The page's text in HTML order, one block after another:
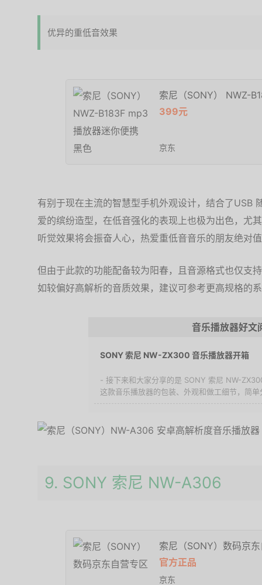
优异的重低音效果
索尼（SONY） NWZ-
399元
京东
有别于现在主流的智慧型手机外观设计，结合了USB
爱的缤纷造型，在低音强化的表现上也极为出色，尤
听觉效果将会振奋人心，热爱重低音音乐的朋友绝对
但由于此款的功能配备较为阳春，且音源格式也仅支
如较偏好高解析的音质效果，建议可参考更高规格的
音乐播放器好文
SONY 索尼 NW-ZX300 音乐播放器开箱
- 接下来和大家分享的是 SONY 索尼 NW-
这款音乐播放器的包装、外观和做工细节，简
9. SONY 索尼 NW-A306
索尼（SONY）数码京
官方正品
京东